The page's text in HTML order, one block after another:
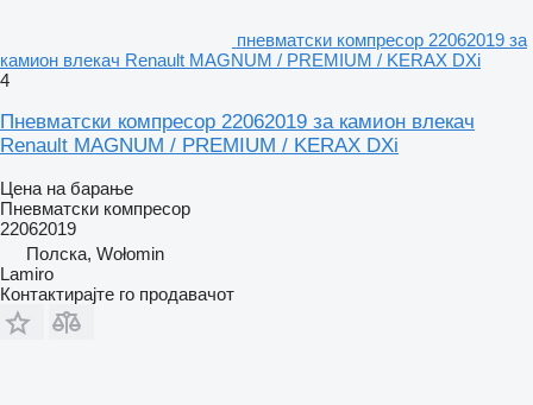
пневматски компресор 22062019 за
камион влекач Renault MAGNUM / PREMIUM / KERAX DXi
4
Пневматски компресор 22062019 за камион влекач
Renault MAGNUM / PREMIUM / KERAX DXi
Цена на барање
Пневматски компресор
22062019
Полска, Wołomin
Lamiro
Контактирајте го продавачот